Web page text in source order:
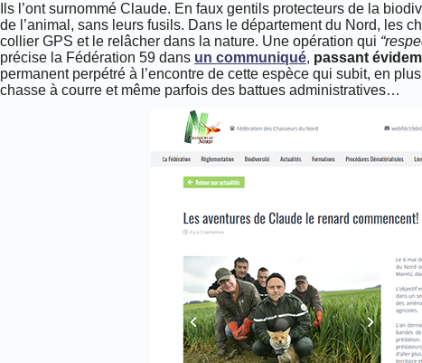
Ils l’ont surnommé Claude. En faux gentils protecteurs de la
de l’animal, sans leurs fusils. Dans le département du Nord, les
collier GPS et le relâcher dans la nature. Une opération qui
précise la Fédération 59 dans un communiqué, passant
permanent perpétré à l’encontre de cette espèce qui subit, en
chasse à courre et même parfois des battues administratives…